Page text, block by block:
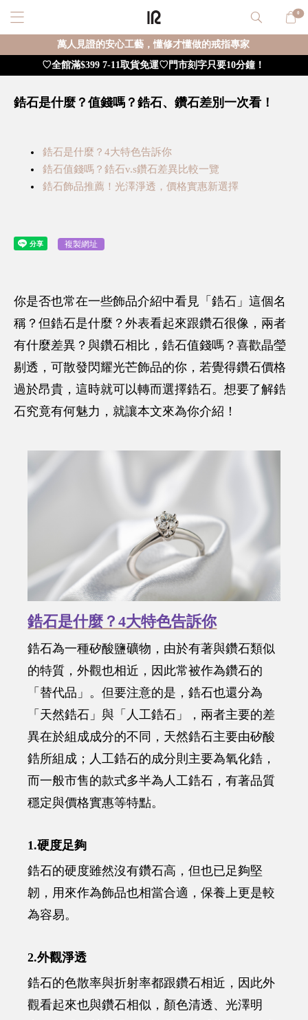
0
萬人見證的安心工藝，懂修才懂做的戒指專家
♡全館滿$399 7-11取貨免運♡門市刻字只要10分鐘！
鋯石是什麼？值錢嗎？鋯石、鑽石差別一次看！
鋯石是什麼？4大特色告訴你
鋯石值錢嗎？鋯石v.s鑽石差異比較一覽
鋯石飾品推薦！光澤淨透，價格實惠新選擇
複製網址
你是否也常在一些飾品介紹中看見「鋯石」這個名
稱？但鋯石是什麼？外表看起來跟鑽石很像，兩者
有什麼差異？與鑽石相比，鋯石值錢嗎？喜歡晶瑩
剔透，可散發閃耀光芒飾品的你，若覺得鑽石價格
過於昂貴，這時就可以轉而選擇鋯石。想要了解鋯
石究竟有何魅力，就讓本文來為你介紹！
鋯石是什麼？4大特色告訴你
鋯石為一種矽酸鹽礦物，由於有著與鑽石類似
的特質，外觀也相近，因此常被作為鑽石的
「替代品」。但要注意的是，鋯石也還分為
「天然鋯石」與「人工鋯石」，兩者主要的差
異在於組成成分的不同，天然鋯石主要由矽酸
鋯所組成；人工鋯石的成分則主要為氧化鋯，
而一般市售的款式多半為人工鋯石，有著品質
穩定與價格實惠等特點。
1.硬度足夠
鋯石的硬度雖然沒有鑽石高，但也已足夠堅
韌，用來作為飾品也相當合適，保養上更是較
為容易。
2.外觀淨透
鋯石的色散率與折射率都跟鑽石相近，因此外
觀看起來也與鑽石相似，顏色清透、光澤明